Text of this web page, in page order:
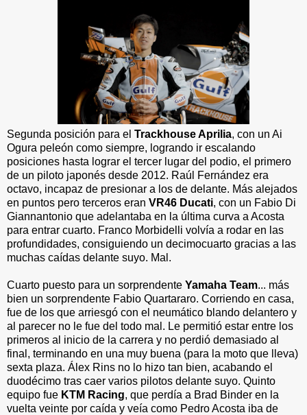
Segunda posición para el Trackhouse Aprilia, con un Ai
Ogura peleón como siempre, logrando ir escalando
posiciones hasta lograr el tercer lugar del podio, el primero
de un piloto japonés desde 2012. Raúl Fernández era
octavo, incapaz de presionar a los de delante. Más alejados
en puntos pero terceros eran VR46 Ducati, con un Fabio Di
Giannantonio que adelantaba en la última curva a Acosta
para entrar cuarto. Franco Morbidelli volvía a rodar en las
profundidades, consiguiendo un decimocuarto gracias a las
muchas caídas delante suyo. Mal.
Cuarto puesto para un sorprendente Yamaha Team... más
bien un sorprendente Fabio Quartararo. Corriendo en casa,
fue de los que arriesgó con el neumático blando delantero y
al parecer no le fue del todo mal. Le permitió estar entre los
primeros al inicio de la carrera y no perdió demasiado al
final, terminando en una muy buena (para la moto que lleva)
sexta plaza. Álex Rins no lo hizo tan bien, acabando el
duodécimo tras caer varios pilotos delante suyo. Quinto
equipo fue KTM Racing, que perdía a Brad Binder en la
vuelta veinte por caída y veía como Pedro Acosta iba de